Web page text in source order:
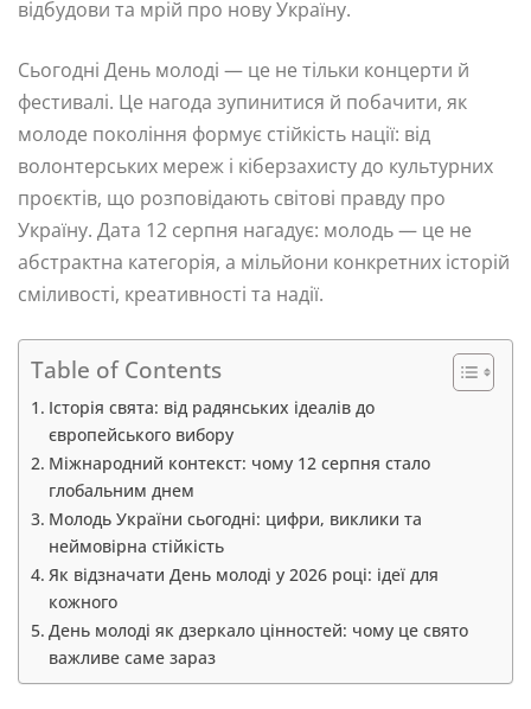
відбудови та мрій про нову Україну.
Сьогодні День молоді — це не тільки концерти й
фестивалі. Це нагода зупинитися й побачити, як
молоде покоління формує стійкість нації: від
волонтерських мереж і кіберзахисту до культурних
проєктів, що розповідають світові правду про
Україну. Дата 12 серпня нагадує: молодь — це не
абстрактна категорія, а мільйони конкретних історій
сміливості, креативності та надії.
Table of Contents
Історія свята: від радянських ідеалів до
європейського вибору
Міжнародний контекст: чому 12 серпня стало
глобальним днем
Молодь України сьогодні: цифри, виклики та
неймовірна стійкість
Як відзначати День молоді у 2026 році: ідеї для
кожного
День молоді як дзеркало цінностей: чому це свято
важливе саме зараз